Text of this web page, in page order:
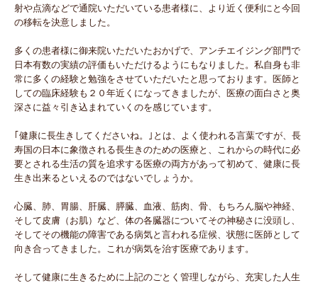
射や点滴などで通院いただいている患者様に、より近く便利にと今回
の移転を決意しました。
多くの患者様に御来院いただいたおかげで、アンチエイジング部門で
日本有数の実績の評価もいただけるようにもなりました。私自身も非
常に多くの経験と勉強をさせていただいたと思っております。医師と
しての臨床経験も２０年近くになってきましたが、医療の面白さと奥
深さに益々引き込まれていくのを感じています。
｢健康に長生きしてくださいね。｣とは、よく使われる言葉ですが、長
寿国の日本に象徴される長生きのための医療と、これからの時代に必
要とされる生活の質を追求する医療の両方があって初めて、健康に長
生き出来るといえるのではないでしょうか。
心臓、肺、胃腸、肝臓、膵臓、血液、筋肉、骨、もちろん脳や神経、
そして皮膚（お肌）など、体の各臓器についてその神秘さに没頭し、
そしてその機能の障害である病気と言われる症候、状態に医師として
向き合ってきました。これが病気を治す医療であります。
そして健康に生きるために上記のごとく管理しながら、充実した人生